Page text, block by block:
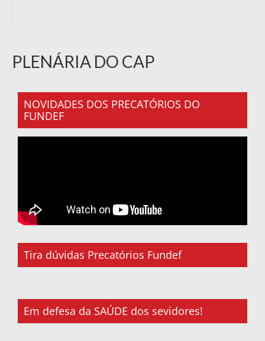
PLENÁRIA DO CAP
NOVIDADES DOS PRECATÓRIOS DO
FUNDEF
Tira dúvidas Precatórios Fundef
Em defesa da SAÚDE dos sevidores!